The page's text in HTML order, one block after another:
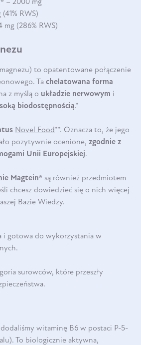
– 2000 mg
(41% RWS)
mg (286% RWS)
to opatentowane połączenie
Ta chelatowana forma
z myślą o układzie nerwowym i
biodostępnością.*
Novel Food**. Oznacza to, że jego
pozytywnie ocenione, zgodnie z
Unii Europejskiej.
Magtein® są również przedmiotem
chcesz dowiedzieć się o nich więcej
Bazie Wiedzy.
i gotowa do wykorzystania w
surowców, które przeszły
dodaliśmy witaminę B6 w postaci P-5-
To biologicznie aktywna,